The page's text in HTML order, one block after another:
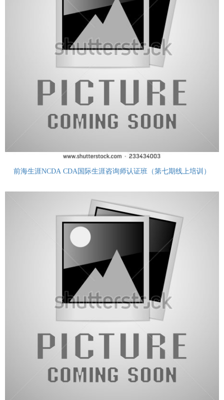
前海生涯NCDA CDA国际生涯咨询师认证班（第七期线上培训）